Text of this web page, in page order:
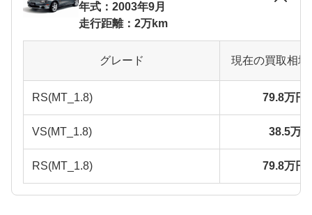
年式：2003年9月
走行距離：2万km
グレード 現在の買取相
RS(MT_1.8) 79.8万円
VS(MT_1.8) 38.5万
RS(MT_1.8) 79.8万円